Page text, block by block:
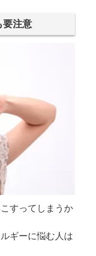
要注意
すってしまうか
ギーに悩む人は